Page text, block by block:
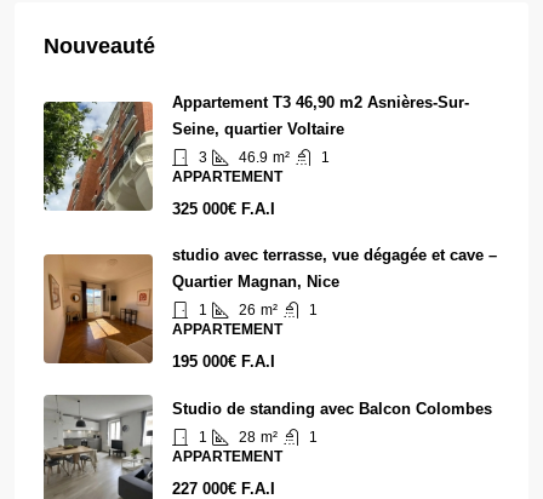
Nouveauté
Appartement T3 46,90 m2 Asnières-Sur-
Seine, quartier Voltaire
3 46.9 m²
1
APPARTEMENT
325 000€ F.A.I
studio avec terrasse, vue dégagée et cave –
Quartier Magnan, Nice
1 26 m²
1
APPARTEMENT
195 000€ F.A.I
Studio de standing avec Balcon Colombes
1 28 m²
1
APPARTEMENT
227 000€ F.A.I